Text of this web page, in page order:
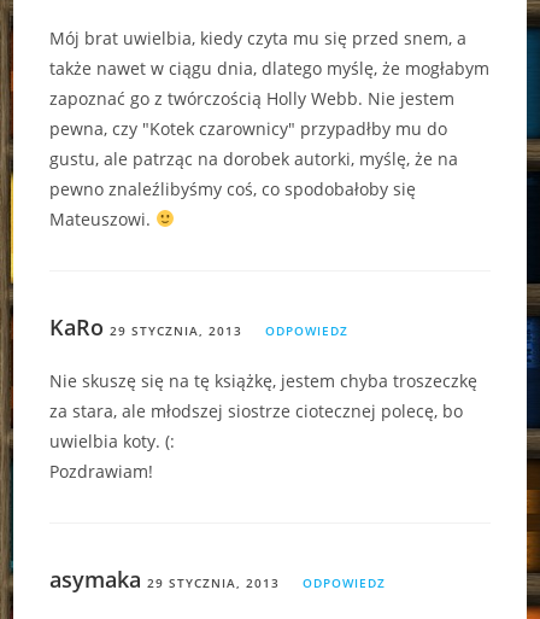
Mój brat uwielbia, kiedy czyta mu się przed snem, a
także nawet w ciągu dnia, dlatego myślę, że mogłabym
zapoznać go z twórczością Holly Webb. Nie jestem
pewna, czy "Kotek czarownicy" przypadłby mu do
gustu, ale patrząc na dorobek autorki, myślę, że na
pewno znaleźlibyśmy coś, co spodobałoby się
Mateuszowi.
KaRo 29 STYCZNIA, 2013 ODPOWIEDZ
Nie skuszę się na tę książkę, jestem chyba troszeczkę
za stara, ale młodszej siostrze ciotecznej polecę, bo
uwielbia koty. (:
Pozdrawiam!
asymaka 29 STYCZNIA, 2013 ODPOWIEDZ